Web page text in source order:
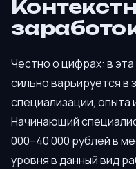
Честно о цифрах: в
сильно варьируется в
специализации, опыта
Начинающий
000–40 000 рублей в
уровня в данный вид